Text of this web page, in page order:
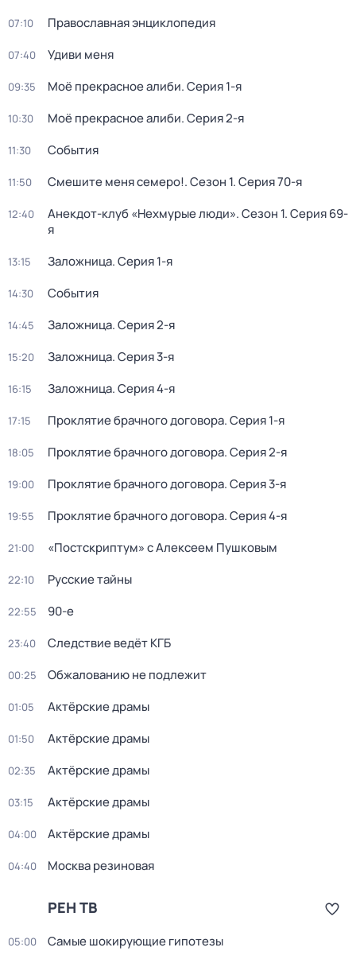
07:10 Православная энциклопедия
07:40 Удиви меня
09:35 Моё прекрасное алиби. Серия 1-я
10:30 Моё прекрасное алиби. Серия 2-я
11:30 События
11:50 Смешите меня семеро!. Сезон 1. Серия 70-я
12:40 Анекдот-клуб «Нехмурые люди». Сезон 1. Серия 69-
я
13:15 Заложница. Серия 1-я
14:30 События
14:45 Заложница. Серия 2-я
15:20 Заложница. Серия 3-я
16:15 Заложница. Серия 4-я
17:15 Проклятие брачного договора. Серия 1-я
18:05 Проклятие брачного договора. Серия 2-я
19:00 Проклятие брачного договора. Серия 3-я
19:55 Проклятие брачного договора. Серия 4-я
21:00 «Постскриптум» с Алексеем Пушковым
22:10 Русские тайны
22:55 90-е
23:40 Следствие ведёт КГБ
00:25 Обжалованию не подлежит
01:05 Актёрские драмы
01:50 Актёрские драмы
02:35 Актёрские драмы
03:15 Актёрские драмы
04:00 Актёрские драмы
04:40 Москва резиновая
РЕН ТВ
05:00 Самые шoкиpующие гипотезы